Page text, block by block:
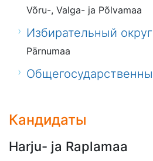
Võru-, Valga- ja Põlvamaa
Избирательный
Pärnumaa
Кандидаты
Harju- ja Raplamaa